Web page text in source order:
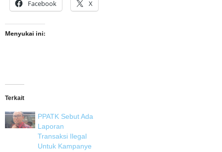
Facebook X
Menyukai ini:
Terkait
PPATK Sebut Ada
Laporan
Transaksi Ilegal
Untuk Kampanye